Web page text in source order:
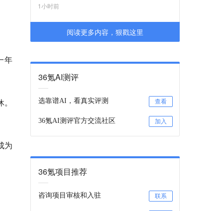
年
为
1小时前
阅读更多内容，狠戳这里
36氪AI测评
选靠谱AI，看真实评测 查看
36氪AI测评官方交流社区 加入
36氪项目推荐
咨询项目审核和入驻 联系